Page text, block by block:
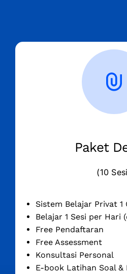
Paket
(10
Sistem Belajar Privat 1
Belajar 1 Sesi per Hari
Free Pendaftaran
Free Assessment
Konsultasi Personal
E-book Latihan Soal &